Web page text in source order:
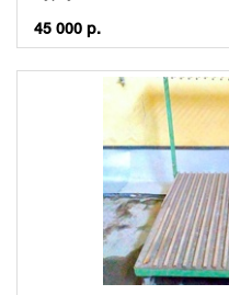
45 000 р.